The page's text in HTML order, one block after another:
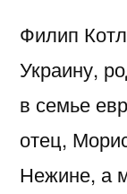
Филип
Украину,
в семье
отец,
Нежине, а